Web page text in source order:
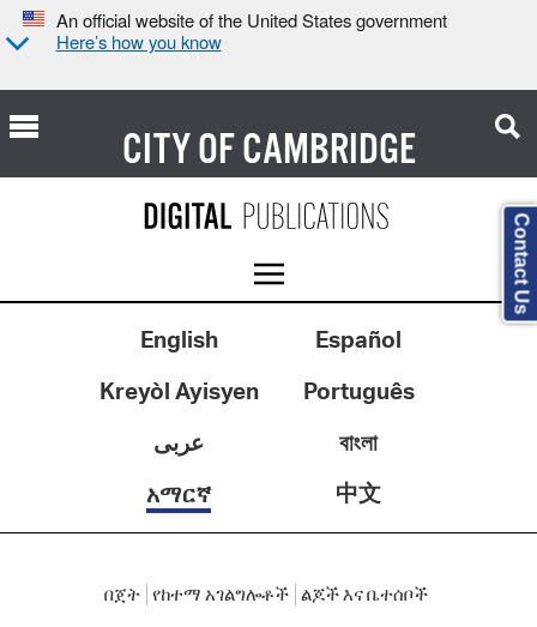
An official website of the United States government
Here’s how you know
CITY OFCAMBRIDGE
English
Español
Kreyòl Ayisyen
Português
عربى
বাংলা
አማርኛ
中文
በጀት የከተማ አገልግሎቶች ልጆች እና ቤተሰቦች
Contact Us